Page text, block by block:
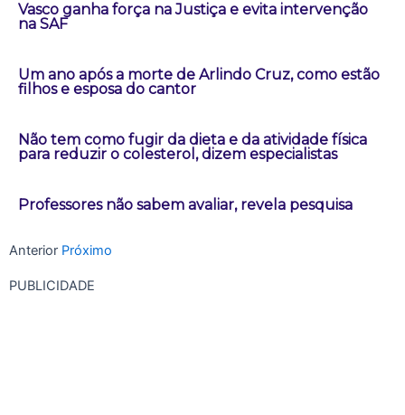
Vasco ganha força na Justiça e evita intervenção
na SAF
Um ano após a morte de Arlindo Cruz, como estão
filhos e esposa do cantor
Não tem como fugir da dieta e da atividade física
para reduzir o colesterol, dizem especialistas
Professores não sabem avaliar, revela pesquisa
Anterior Próximo
PUBLICIDADE